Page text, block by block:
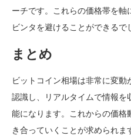
ーチです。これらの価格帯を軸
ビンタを避けることができるで
まとめ
ビットコイン相場は非常に変
認識し、リアルタイムで情報を
能になります。これからの価格
き合っていくことが求められま